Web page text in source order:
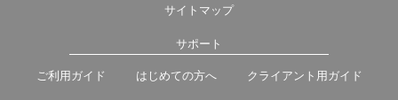
サイトマップ
サポート
ご利用ガイド はじめての方へ クライアント用ガイド